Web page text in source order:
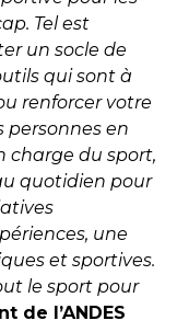
Tel est
un socle de
qui sont à
renforcer votre
personnes en
charge du sport,
quotidien pour
une
et sportives.
le sport pour
de l’ANDES